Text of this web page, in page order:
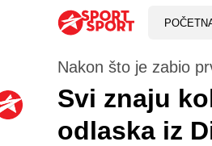
Nakon što je zabio
Svi znaju
odlaska iz